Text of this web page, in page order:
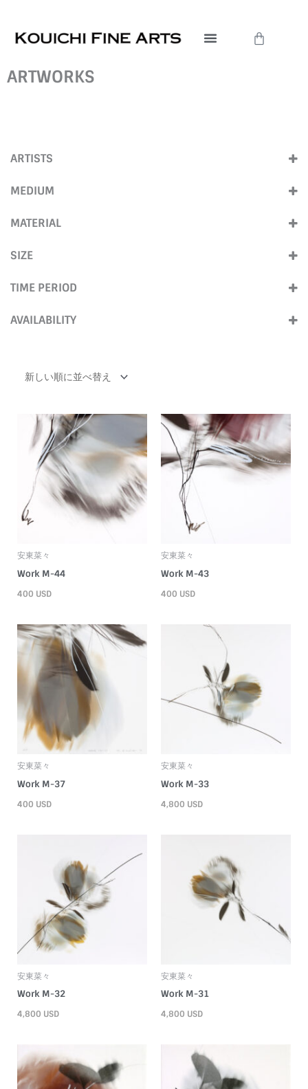
キ
Cart
ARTWORKS
ARTISTS
MEDIUM
MATERIAL
SIZE
Medium (40cm-100cm)
TIME PERIOD
2000s (5)
AVAILABILITY
安東菜々
Work M-44
400 USD
安東菜々
Work M-43
400 USD
安東菜々
Work M-37
400 USD
安東菜々
Work M-33
4,800 USD
安東菜々
Work M-32
4,800 USD
安東菜々
Work M-31
4,800 USD